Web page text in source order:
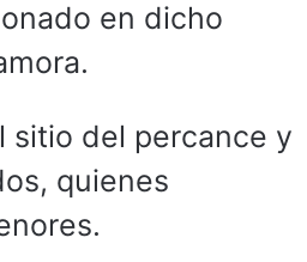
en dicho
sitio del percance y
quienes